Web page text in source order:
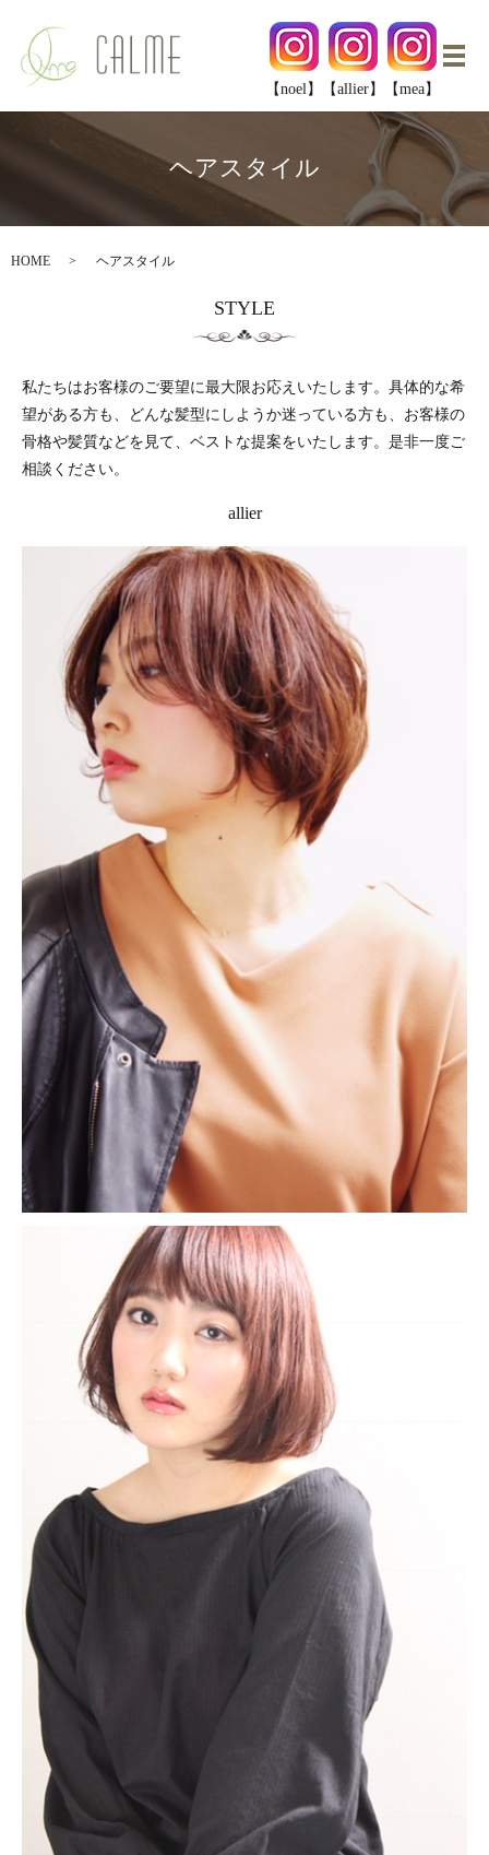
メ
【noel】
【allier】 【mea】
ヘアスタイル
HOME ヘアスタイル
STYLE
私たちはお客様のご要望に最大限お応えいたします。具体的な希
望がある方も、どんな髪型にしようか迷っている方も、お客様の
骨格や髪質などを見て、ベストな提案をいたします。是非一度ご
相談ください。
allier